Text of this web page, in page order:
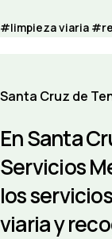
#limpieza viaria
Santa Cruz de
En Santa
Servicios
los
viaria y